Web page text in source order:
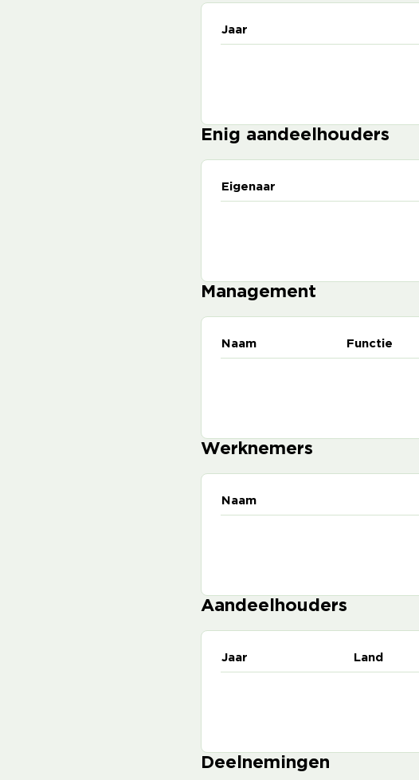
Jaar
Enig aandeelhouders
Eigenaar
Management
Naam Functie
Werknemers
Naam
Aandeelhouders
Jaar Land
Deelnemingen